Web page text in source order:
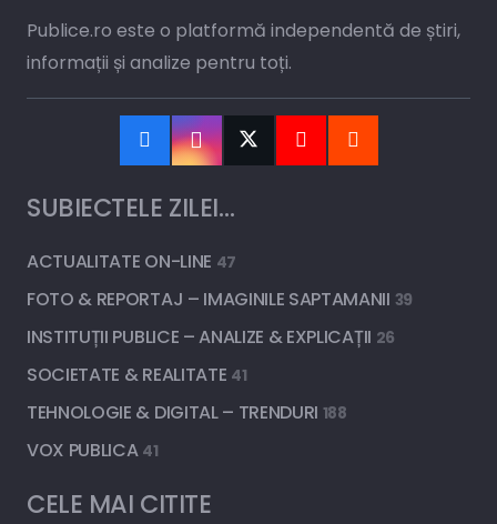
Publice.ro este o platformă independentă de știri,
informații și analize pentru toți.
SUBIECTELE ZILEI…
ACTUALITATE ON-LINE 47
FOTO & REPORTAJ – IMAGINILE SAPTAMANII 39
INSTITUȚII PUBLICE – ANALIZE & EXPLICAȚII 26
SOCIETATE & REALITATE 41
TEHNOLOGIE & DIGITAL – TRENDURI 188
VOX PUBLICA 41
CELE MAI CITITE